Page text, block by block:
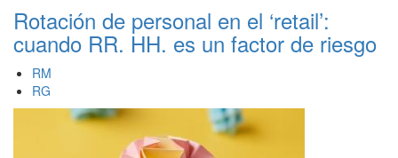
Rotación de personal en el ‘retail’:
cuando RR. HH. es un factor de riesgo
RM
RG